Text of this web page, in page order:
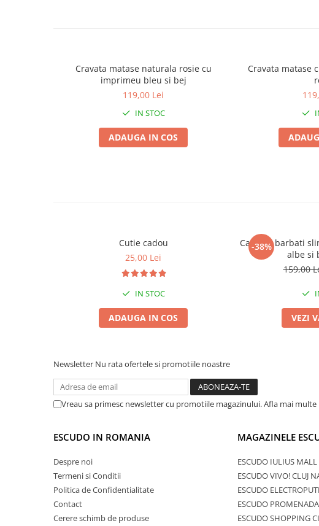
Cravata matase naturala rosie cu
imprimeu bleu si bej
119,00 Lei
IN STOC
ADAUGA IN COS
Cravata matase
Cutie cadou
25,00 Lei
IN STOC
ADAUGA IN COS
-38%
Camasa barbati
albe si
159,00
VEZI
Newsletter Nu rata ofertele si promotiile noastre
Vreau sa primesc newsletter cu promotiile magazinului. Afla mai multe
ESCUDO IN ROMANIA
Despre noi
Termeni si Conditii
Politica de Confidentialitate
Contact
Cerere schimb de produse
MAGAZINELE
ESCUDO IULIUS
ESCUDO VIVO! CLUJ
ESCUDO
ESCUDO
ESCUDO SHOPPING